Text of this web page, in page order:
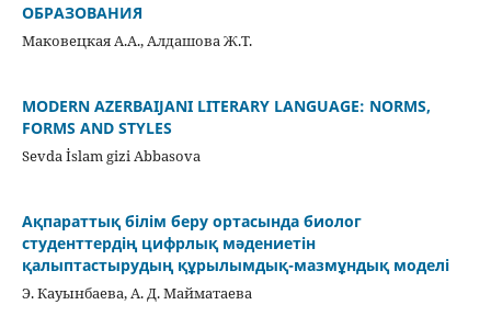
ОБРАЗОВАНИЯ
Маковецкая А.А., Алдашова Ж.Т.
MODERN AZERBAIJANI LITERARY LANGUAGE: NORMS,
FORMS AND STYLES
Sevda İslam gizi Abbasova
Ақпараттық білім беру ортасында биолог
студенттердің цифрлық мәдениетін
қалыптастырудың құрылымдық-мазмұндық моделі
Э. Кауынбаева, А. Д. Майматаева